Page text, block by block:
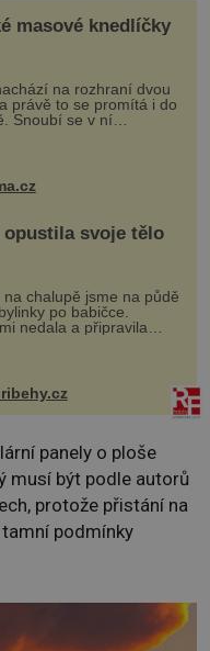
masové knedlíčky
na rozhraní dvou
právě to se promítá i do
Snoubí se v ní
chutě a díky tomu
rozhodně st...
opustila svoje tělo
chalupě jsme na půdě
po babičce.
nedala a připravila
lektvar… Zimní pobyt
pro mě vlastní vinou
zážitek, na kt...
panely o ploše
musí být podle autorů
protože přistání na
podmínky